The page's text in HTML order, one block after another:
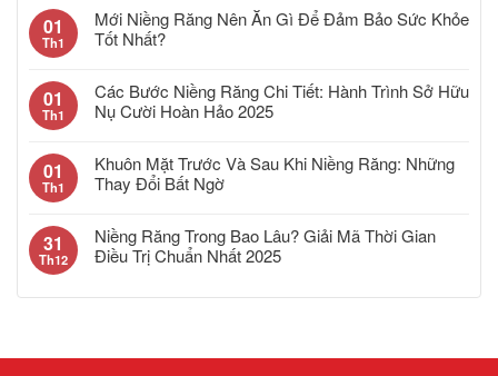
01
Th1
Mới Niềng Răng Nên Ăn Gì Để Đảm Bảo Sức Khỏe
Tốt Nhất?
01
Th1
Các Bước Niềng Răng Chi Tiết: Hành Trình Sở Hữu
Nụ Cười Hoàn Hảo 2025
01
Th1
Khuôn Mặt Trước Và Sau Khi Niềng Răng: Những
Thay Đổi Bất Ngờ
31
Th12
Niềng Răng Trong Bao Lâu? Giải Mã Thời Gian
Điều Trị Chuẩn Nhất 2025